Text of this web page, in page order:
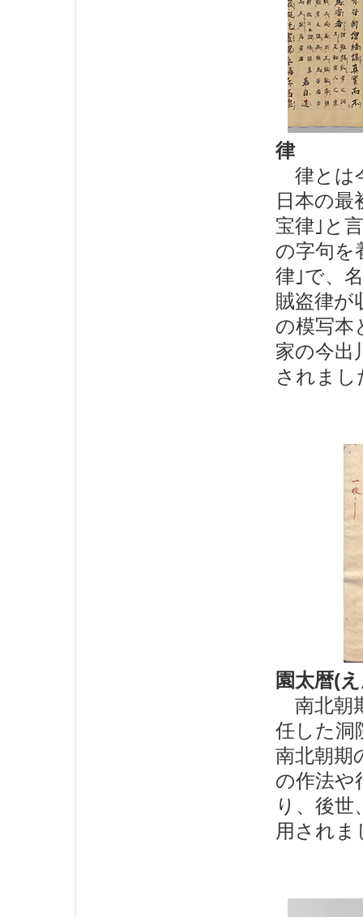
律
律とは
日本の最
宝律｣と
の字句を
律｣で、
賊盗律が
の模写本
家の今出
されまし
園太暦(
南北朝
任した洞
南北朝期
の作法や
り、後
用されま